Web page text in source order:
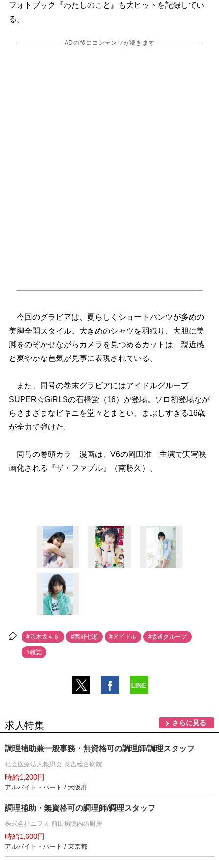
フォトブック『わたしのこと』も大ヒットを記録してい
る。
ADの後にコンテンツが続きます
今回のグラビアは、夏らしくショートパンツが多めの
美脚全開スタイル。大きめのシャツを羽織り、大胆に美
脚をのぞかせながらカメラを見つめるカットは、親近感
と爽やかな色気が見事に表現されている。
また、同号の巻末グラビアにはアイドルグループ
SUPER☆GiRLSの石橋蛍（16）が登場。ソロ初登場なが
らさまざまなビキニを堂々とまとい、まぶしすぎる16歳
が全力で弾けた。
同号の巻頭カラー漫画は、V6の岡田准一主演で実写映
画化される『ザ・ファブル』（南勝久）。
#乃木坂４６ #西野七瀬 #アイドル #坂道グループ
#雑誌
求人特集 さらに見る
調理補助兼一般事務・無資格可の調理師/調理スタッフ
社会医療法人報恩会 長吉総合病院
時給1,200円
アルバイト・パート / 大阪府
調理補助・無資格可の調理師/調理スタッフ
株式会社ニフス 前田病院内の厨房
時給1,600円
アルバイト・パート / 東京都